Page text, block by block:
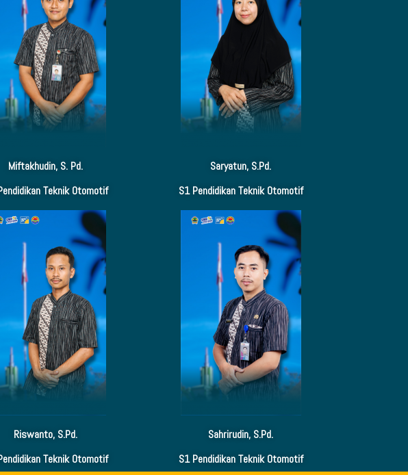
Miftakhudin, S. Pd.
Teknik Otomotif
Saryatun, S.Pd.
S1 Pendidikan Teknik Otomotif
Riswanto, S.Pd.
Teknik Otomotif
Sahrirudin, S.Pd.
S1 Pendidikan Teknik Otomotif